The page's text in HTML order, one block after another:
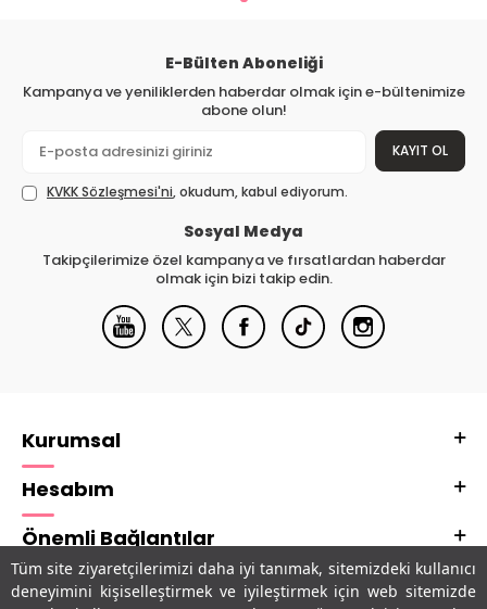
Tüm site ziyaretçilerimizi daha iyi tanımak, sitemizdeki kullanıcı
deneyimini kişiselleştirmek ve iyileştirmek için web sitemizde
E-Bülten Aboneliği
Kampanya ve yeniliklerden haberdar olmak için e-bültenimize
abone olun!
KAYIT OL
KVKK Sözleşmesi'ni, okudum, kabul ediyorum.
Sosyal Medya
Takipçilerimize özel kampanya ve fırsatlardan haberdar
olmak için bizi takip edin.
Kurumsal
Hesabım
Önemli Bağlantılar
Adres & İletişim